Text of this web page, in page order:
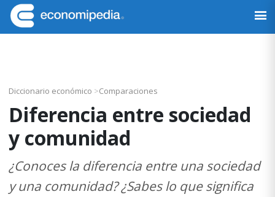
Saltar
a
la
Saltar
al
contenido
Saltar
a
la
Saltar
al
pie
Economipedia
Haciendo
Diccionario económico >Comparaciones
Diferencia entre sociedad
y comunidad
¿Conoces la diferencia entre una sociedad
y una comunidad? ¿Sabes lo que significa